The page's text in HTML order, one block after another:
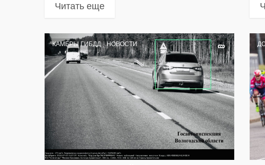
Читать еще
КАМЕРЫ ГИБДД НОВОСТИ